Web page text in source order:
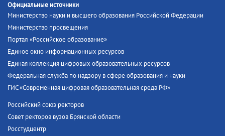
Официальные источники
Министерство науки и высшего образования Российской Федерации
Министерство просвещения
Портал «Российское образование»
Единое окно информационных ресурсов
Единая коллекция цифровых образовательных ресурсов
Федеральная служба по надзору в сфере образования и науки
ГИС «Современная цифровая образовательная среда РФ»
Российский союз ректоров
Совет ректоров вузов Брянской области
Росстудцентр